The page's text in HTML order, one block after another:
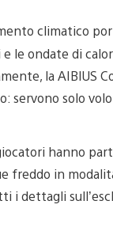
climatico
le ondate di
la AIBIUS
servono solo
hanno
freddo in
i dettagli